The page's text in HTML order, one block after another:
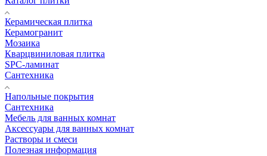
Керамическая плитка
Керамогранит
Мозаика
Кварцвиниловая плитка
SPC-ламинат
Сантехника
Напольные покрытия
Сантехника
Мебель для ванных комнат
Аксессуары для ванных комнат
Растворы и смеси
Полезная информация